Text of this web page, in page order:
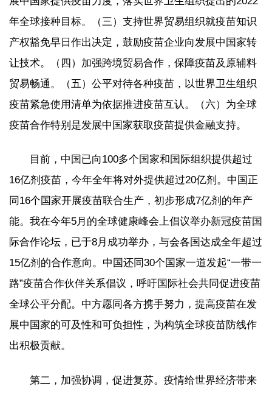
年全球接种目标。（三）支持世界贸易组织就疫苗知识
产权豁免早日作出决定，鼓励疫苗企业向发展中国家转
让技术。（四）加强跨境贸易合作，保障疫苗及原辅料
贸易畅通。（五）公平对待各种疫苗，以世界卫生组织
疫苗紧急使用清单为依据推进疫苗互认。（六）为全球
疫苗合作特别是发展中国家获取疫苗提供金融支持。
目前，中国已向100多个国家和国际组织提供超过
16亿剂疫苗，今年全年将对外提供超过20亿剂。中国正
同16个国家开展疫苗联合生产，初步形成7亿剂的年产
能。我在今年5月的全球健康峰会上倡议举办新冠疫苗国
际合作论坛，已于8月成功举办，与会各国达成全年超过
15亿剂的合作意向。中国还同30个国家一道发起“一带一
路”疫苗合作伙伴关系倡议，呼吁国际社会共同促进疫苗
全球公平分配。中方愿同各方携手努力，提高疫苗在发
展中国家的可及性和可负担性，为构筑全球疫苗防线作
出积极贡献。
第二，加强协调，促进复苏。疫情给世界经济带来